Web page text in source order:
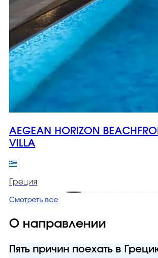
AEGEAN HORIZON
VILLA
Греция
Смотреть все
О направлении
Пять причин поехать в